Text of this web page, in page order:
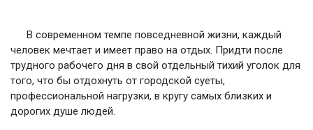
В современном темпе повседневной жизни, каждый
человек мечтает и имеет право на отдых. Придти после
трудного рабочего дня в свой отдельный тихий уголок для
того, что бы отдохнуть от городской суеты,
профессиональной нагрузки, в кругу самых близких и
дорогих душе людей.